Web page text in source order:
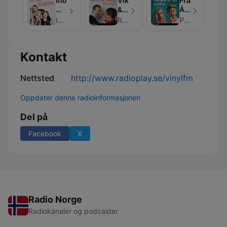
Med
Josefin
Ihop Med Josefin
&
Faraos
RadioPlay
Åt
EnPodplay
Kontakt
Nettsted http://www.radioplay.se/vinylfm
Oppdater denne radioinformasjonen
Del på
Facebook X
Radio Norge
Radiokanaler og podcaster